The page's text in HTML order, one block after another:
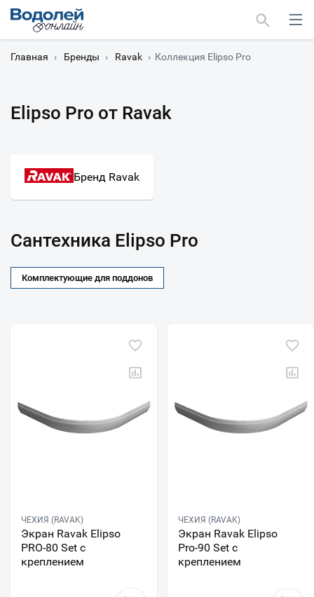
Главная › Бренды › Ravak › Коллекция Elipso Pro
Elipso Pro от Ravak
Бренд Ravak
Сантехника Elipso Pro
Комплектующие для поддонов
ЧЕХИЯ (RAVAK)
Экран Ravak Elipso
PRO-80 Set с
креплением
ЧЕХИЯ (RAVAK)
Экран Ravak Elipso
Pro-90 Set с
креплением